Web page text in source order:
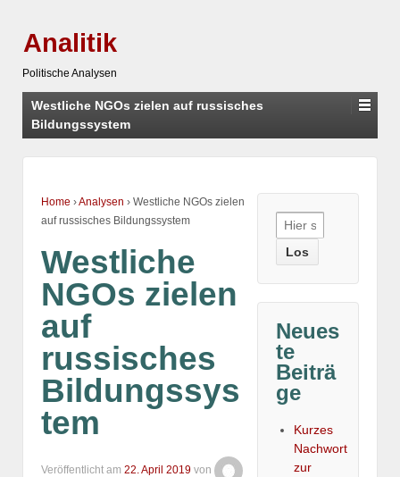
Analitik
Politische Analysen
Westliche NGOs zielen auf russisches
Bildungssystem
Home ›Analysen › Westliche NGOs zielen
auf russisches Bildungssystem
Westliche
NGOs zielen
auf
russisches
Bildungssys
tem
Veröffentlicht am 22. April 2019 von
Suche
nach:
Neues
te
Beiträ
ge
Kurzes
Nachwort
zur